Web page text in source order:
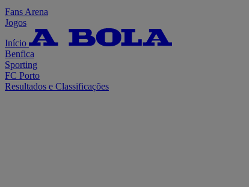
Fans Arena
Jogos
Início
Benfica
Sporting
FC Porto
Resultados e Classificações